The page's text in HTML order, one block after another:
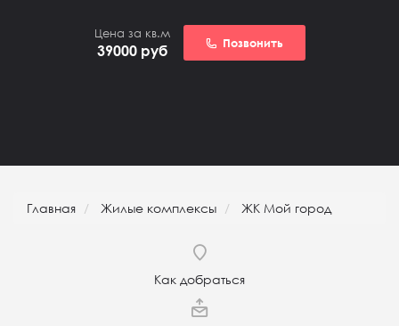
Цена за кв.м
39000 руб Позвонить
Главная Жилые комплексы ЖК Мой город
Как добраться